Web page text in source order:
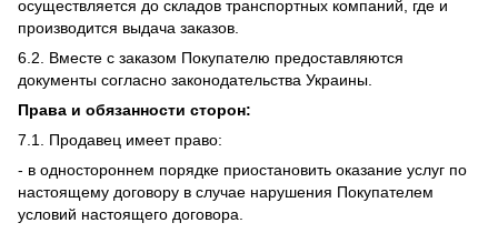
осуществляется до складов транспортных компаний, где и
производится выдача заказов.
6.2. Вместе с заказом Покупателю предоставляются
документы согласно законодательства Украины.
Права и обязанности сторон:
7.1. Продавец имеет право:
- в одностороннем порядке приостановить оказание услуг по
настоящему договору в случае нарушения Покупателем
условий настоящего договора.